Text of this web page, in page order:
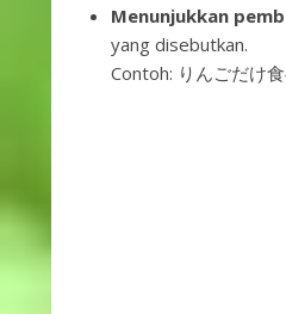
Menunjukkan
yang disebutkan.
Contoh: りんごだけ